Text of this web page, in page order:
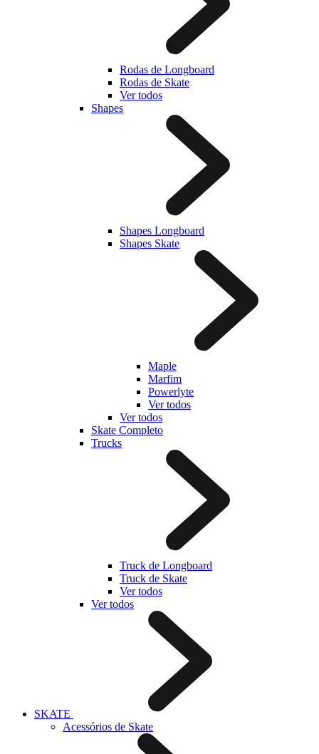
Rodas de Longboard
Rodas de Skate
Ver todos
Shapes
Shapes Longboard
Shapes Skate
Maple
Marfim
Powerlyte
Ver todos
Ver todos
Skate Completo
Trucks
Truck de Longboard
Truck de Skate
Ver todos
Ver todos
SKATE
Acessórios de Skate